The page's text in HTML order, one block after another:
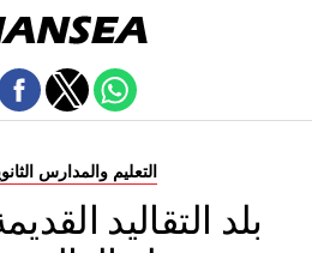
التعليم والمدارس
بلد التقاليد